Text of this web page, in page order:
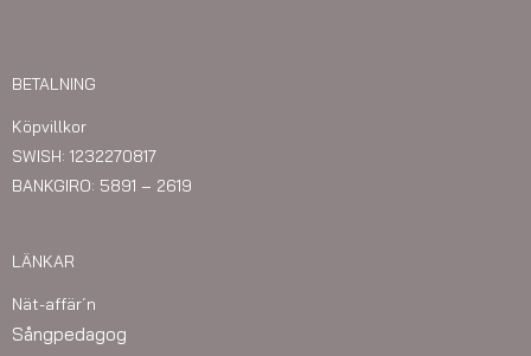
BETALNING
Köpvillkor
SWISH: 1232270817
BANKGIRO: 5891 – 2619
LÄNKAR
Nät-affär´n
Sångpedagog